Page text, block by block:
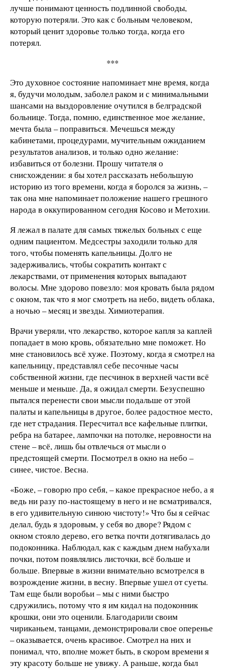
лучше понимают ценность подлинной свободы,
которую потеряли. Это как с больным человеком,
который ценит здоровье только тогда, когда его
потерял.
***
Это духовное состояние напоминает мне время, когда
я, будучи молодым, заболел раком и с минимальными
шансами на выздоровление очутился в белградской
больнице. Тогда, помню, единственное мое желание,
мечта была – поправиться. Мечешься между
кабинетами, процедурами, мучительным ожиданием
результатов анализов, и только одно желание:
избавиться от болезни. Прошу читателя о
снисхождении: я бы хотел рассказать небольшую
историю из того времени, когда я боролся за жизнь, –
так она мне напоминает положение нашего грешного
народа в оккупированном сегодня Косово и Метохии.
Я лежал в палате для самых тяжелых больных с еще
одним пациентом. Медсестры заходили только для
того, чтобы поменять капельницы. Долго не
задерживались, чтобы сократить контакт с
лекарствами, от применения которых выпадают
волосы. Мне здорово повезло: моя кровать была рядом
с окном, так что я мог смотреть на небо, видеть облака,
а ночью – месяц и звезды. Химиотерапия.
Врачи уверяли, что лекарство, которое капля за каплей
попадает в мою кровь, обязательно мне поможет. Но
мне становилось всё хуже. Поэтому, когда я смотрел на
капельницу, представлял себе песочные часы
собственной жизни, где песчинок в верхней части всё
меньше и меньше. Да, я ожидал смерти. Безуспешно
пытался перенести свои мысли подальше от этой
палаты и капельницы в другое, более радостное место,
где нет страдания. Пересчитал все кафельные плитки,
ребра на батарее, лампочки на потолке, неровности на
стене – всё, лишь бы отвлечься от мысли о
предстоящей смерти. Посмотрел в окно на небо –
синее, чистое. Весна.
«Боже, – говорю про себя, – какое прекрасное небо, а я
ведь ни разу по-настоящему в него и не всматривался,
в его удивительную синюю чистоту!» Что бы я сейчас
делал, будь я здоровым, у себя во дворе? Рядом с
окном стояло дерево, его ветка почти дотягивалась до
подоконника. Наблюдал, как с каждым днем набухали
почки, потом появлялись листочки, всё больше и
больше. Впервые в жизни внимательно всмотрелся в
возрождение жизни, в весну. Впервые ушел от суеты.
Там еще были воробьи – мы с ними быстро
сдружились, потому что я им кидал на подоконник
крошки, они это оценили. Благодарили своим
чириканьем, танцами, демонстрировали свое оперенье
– оказывается, очень красивое. Смотрел на них и
понимал, что, вполне может быть, в скором времени я
эту красоту больше не увижу. А раньше, когда был